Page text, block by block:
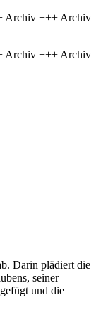
Archiv +++ Archiv
Archiv +++ Archiv
Darin plädiert die
seiner
und die